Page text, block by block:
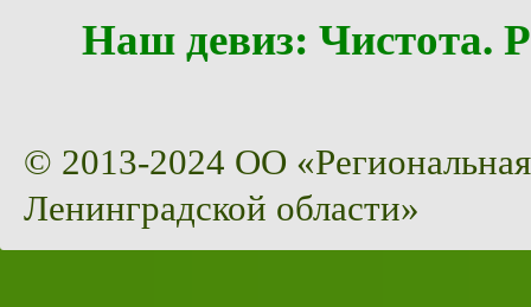
Наш девиз:
© 2013-2024 ОО
Ленинградской области»